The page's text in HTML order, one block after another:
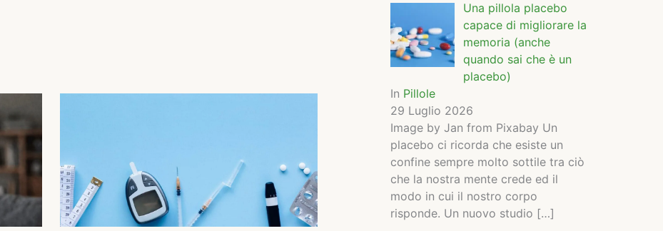
Una pillola placebo
capace di migliorare la
memoria (anche
quando sai che è un
placebo)
In Pillole
29 Luglio 2026
Image by Jan from Pixabay Un
placebo ci ricorda che esiste un
confine sempre molto sottile tra ciò
che la nostra mente crede ed il
modo in cui il nostro corpo
risponde. Un nuovo studio […]